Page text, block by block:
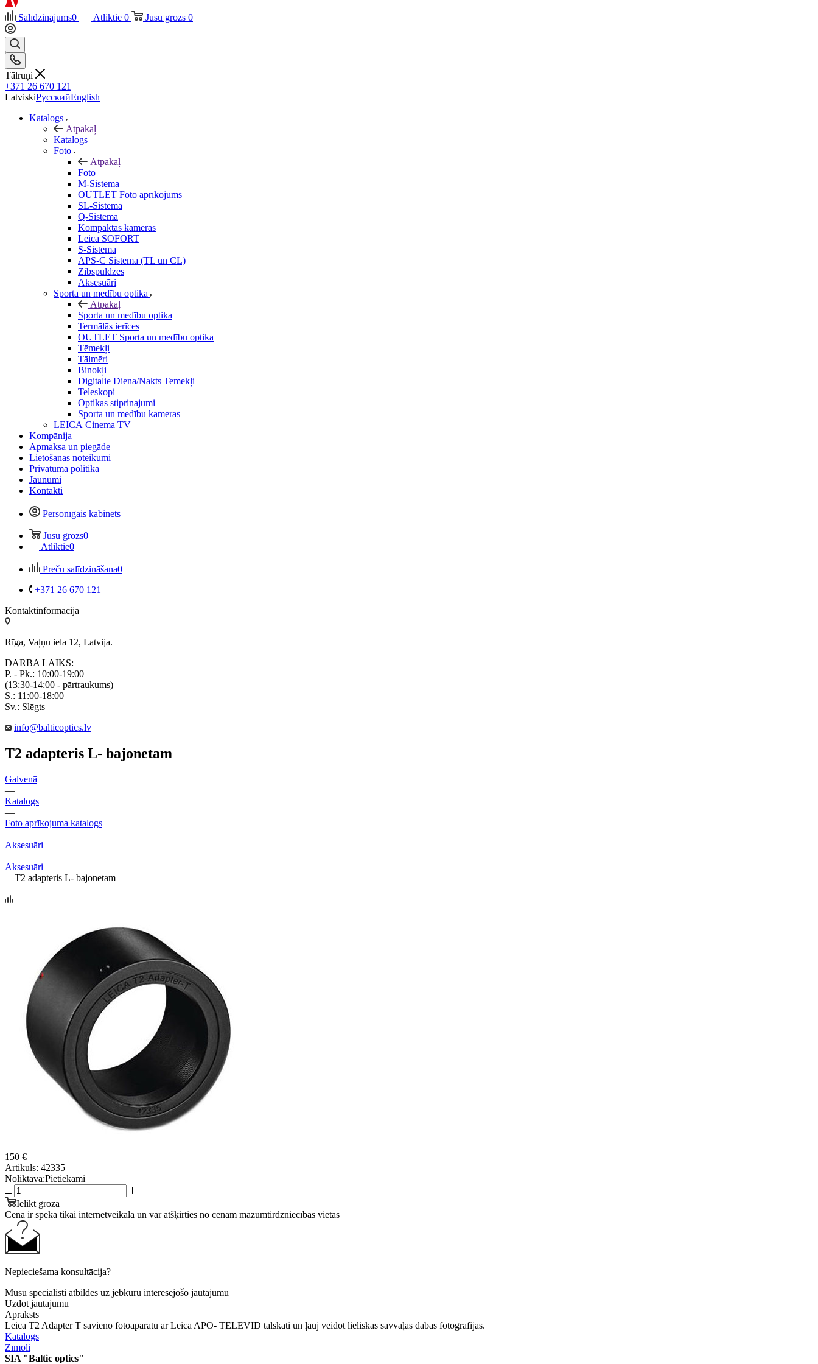
Salīdzinājums0 Atliktie 0 Jūsu grozs 0
Tālruņi
+371 26 670 121
LatviskiРусскийEnglish
Katalogs
Atpakaļ
Katalogs
Foto
Atpakaļ
Foto
M-Sistēma
OUTLET Foto aprīkojums
SL-Sistēma
Q-Sistēma
Kompaktās kameras
Leica SOFORT
S-Sistēma
APS-C Sistēma (TL un CL)
Zibspuldzes
Aksesuāri
Sporta un medību optika
Atpakaļ
Sporta un medību optika
Termālās ierīces
OUTLET Sporta un medību optika
Tēmekļi
Tālmēri
Binokļi
Digitalie Diena/Nakts Temekļi
Teleskopi
Optikas stiprinajumi
Sporta un medību kameras
LEICA Cinema TV
Kompānija
Apmaksa un piegāde
Lietošanas noteikumi
Privātuma politika
Jaunumi
Kontakti
Personīgais kabinets
Jūsu grozs0
Atliktie0
Preču salīdzināšana0
+371 26 670 121
Kontaktinformācija
Rīga, Vaļņu iela 12, Latvija.
DARBA LAIKS:
P. - Pk.: 10:00-19:00
(13:30-14:00 - pārtraukums)
S.: 11:00-18:00
Sv.: Slēgts
info@balticoptics.lv
T2 adapteris L- bajonetam
Galvenā
—
Katalogs
—
Foto aprīkojuma katalogs
—
Aksesuāri
—
Aksesuāri
—T2 adapteris L- bajonetam
150 €
Artikuls: 42335
Noliktavā:Pietiekami
Ielikt grozā
Cena ir spēkā tikai internetveikalā un var atšķirties no cenām mazumtirdzniecības vietās
Nepieciešama konsultācija?
Mūsu speciālisti atbildēs uz jebkuru interesējošo jautājumu
Uzdot jautājumu
Apraksts
Leica T2 Adapter T savieno fotoaparātu ar Leica APO- TELEVID tālskati un ļauj veidot lieliskas savvaļas dabas fotogrāfijas.
Katalogs
Zīmoli
SIA "Baltic optics"